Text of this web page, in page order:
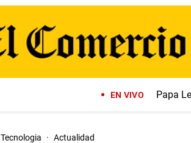
EN VIVO Papa
Tecnologia · Actualidad